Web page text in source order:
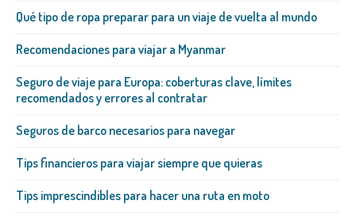
Qué tipo de ropa preparar para un viaje de vuelta al mundo
Recomendaciones para viajar a Myanmar
Seguro de viaje para Europa: coberturas clave, límites
recomendados y errores al contratar
Seguros de barco necesarios para navegar
Tips financieros para viajar siempre que quieras
Tips imprescindibles para hacer una ruta en moto